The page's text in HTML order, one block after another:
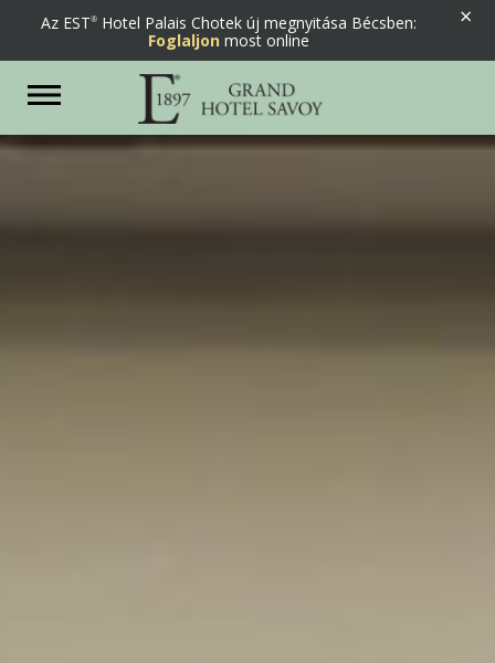
×
Az EST Hotel Palais Chotek új megnyitása Bécsben:
Foglaljon most online
Toggle
navigation